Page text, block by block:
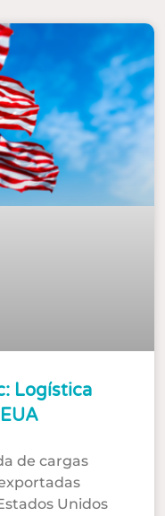
Logística
de cargas
Unidos